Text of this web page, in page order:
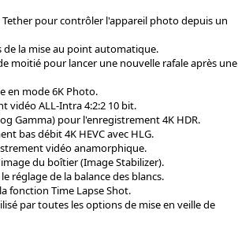
pour contrôler l'appareil photo depuis un
la mise au point automatique.
moitié pour lancer une nouvelle rafale après une
en mode 6K Photo.
vidéo ALL-Intra 4:2:2 10 bit.
Gamma) pour l'enregistrement 4K HDR.
bas débit 4K HEVC avec HLG.
vidéo anamorphique.
du boîtier (Image Stabilizer).
réglage de la balance des blancs.
fonction Time Lapse Shot.
par toutes les options de mise en veille de